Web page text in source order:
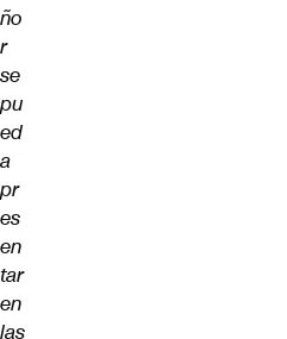
ño
r
se
pu
ed
a
pr
es
en
tar
en
las